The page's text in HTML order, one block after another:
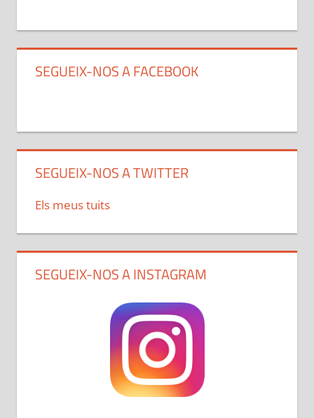
SEGUEIX-NOS A FACEBOOK
SEGUEIX-NOS A TWITTER
Els meus tuits
SEGUEIX-NOS A INSTAGRAM